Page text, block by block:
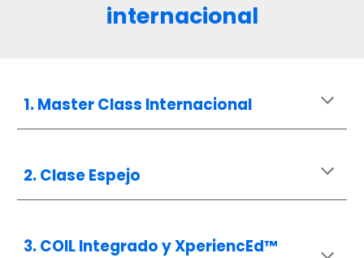
internacional
1. Master Class Internacional
2. Clase Espejo
3. COIL Integrado y XperiencEd™